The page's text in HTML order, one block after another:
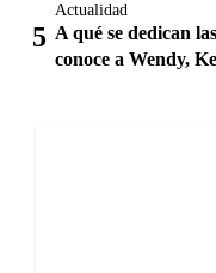
Actualidad
A qué se dedican
conoce a Wendy,